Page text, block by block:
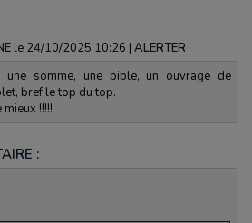
le 24/10/2025 10:26 ALERTER
une somme, une bible, un ouvrage de
bref le top du top.
!!!!!
: